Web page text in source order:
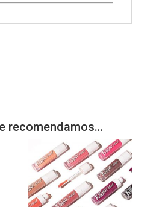
recomendamos…